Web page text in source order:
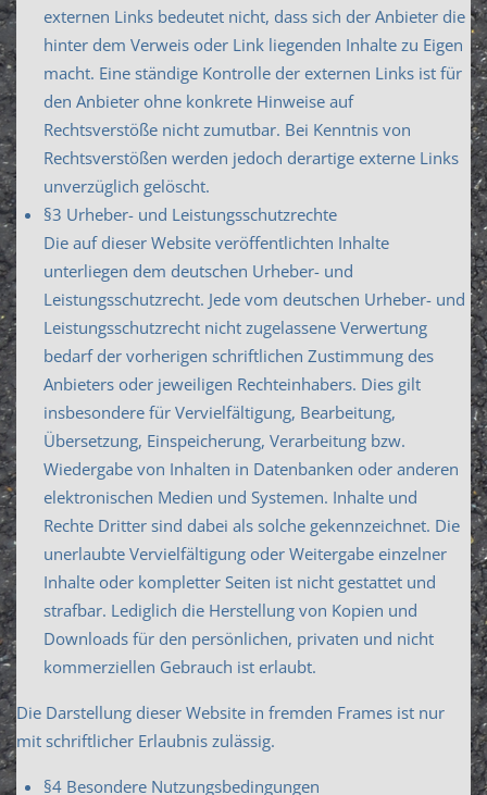
externen Links bedeutet nicht, dass sich der Anbieter die
hinter dem Verweis oder Link liegenden Inhalte zu Eigen
macht. Eine ständige Kontrolle der externen Links ist für
den Anbieter ohne konkrete Hinweise auf
Rechtsverstöße nicht zumutbar. Bei Kenntnis von
Rechtsverstößen werden jedoch derartige externe Links
unverzüglich gelöscht.
§3 Urheber- und Leistungsschutzrechte
Die auf dieser Website veröffentlichten Inhalte
unterliegen dem deutschen Urheber- und
Leistungsschutzrecht. Jede vom deutschen Urheber- und
Leistungsschutzrecht nicht zugelassene Verwertung
bedarf der vorherigen schriftlichen Zustimmung des
Anbieters oder jeweiligen Rechteinhabers. Dies gilt
insbesondere für Vervielfältigung, Bearbeitung,
Übersetzung, Einspeicherung, Verarbeitung bzw.
Wiedergabe von Inhalten in Datenbanken oder anderen
elektronischen Medien und Systemen. Inhalte und
Rechte Dritter sind dabei als solche gekennzeichnet. Die
unerlaubte Vervielfältigung oder Weitergabe einzelner
Inhalte oder kompletter Seiten ist nicht gestattet und
strafbar. Lediglich die Herstellung von Kopien und
Downloads für den persönlichen, privaten und nicht
kommerziellen Gebrauch ist erlaubt.
Die Darstellung dieser Website in fremden Frames ist nur
mit schriftlicher Erlaubnis zulässig.
§4 Besondere Nutzungsbedingungen